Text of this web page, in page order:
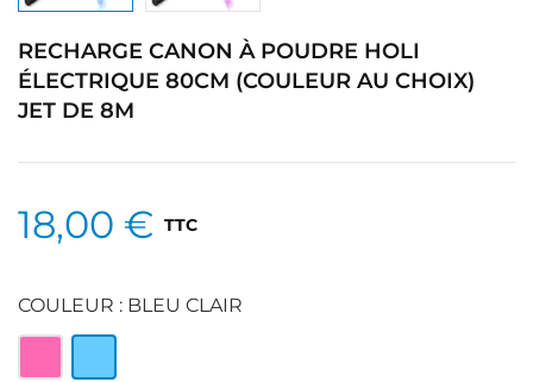
RECHARGE CANON À POUDRE HOLI
ÉLECTRIQUE 80CM (COULEUR AU CHOIX)
JET DE 8M
18,00 € TTC
COULEUR : BLEU CLAIR